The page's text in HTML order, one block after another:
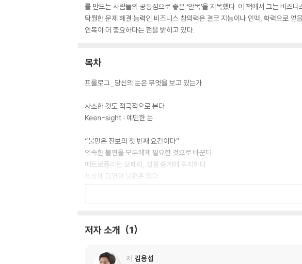
를 만드는 사람들의 공통점으로 좋은 ‘안목’을 지목했다. 이 책에서 그는 비
탁월한 문제 해결 능력인 비즈니스 창의력은 결코 지능이나 인맥, 학력으로
안목이 더 중요하다는 점을 밝히고 있다.
목차
프롤로그_당신의 눈은 무엇을 보고 있는가
사소한 것도 적극적으로 본다
Keen-sight : 예민한 눈
“불만은 진보의 첫 번째 요건이다”
익숙한 불편을 모두에게 필요한 것으로 바꾼다
메트로폴리탄 오페라, 실황 중계에 투자하다
세상에 당연한 불편은 없다
해결 방법에 집중하면 누구나 비즈니스를 시작할 수 있다
택시 잡는 게 짜증났던 남자, 사업을 벌이다
비즈니스는 생각이 아닌 행동이 한다
저자 소개 1
저 김용섭